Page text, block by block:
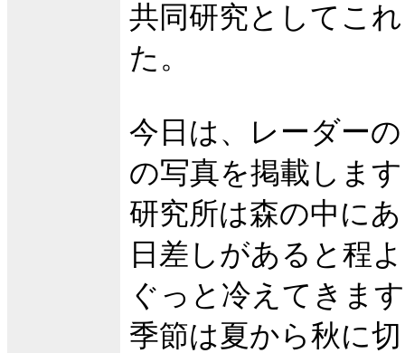
共同研究としてこ
た。
今日は、レーダー
の写真を掲載しま
研究所は森の中に
日差しがあると程
ぐっと冷えてきま
季節は夏から秋に